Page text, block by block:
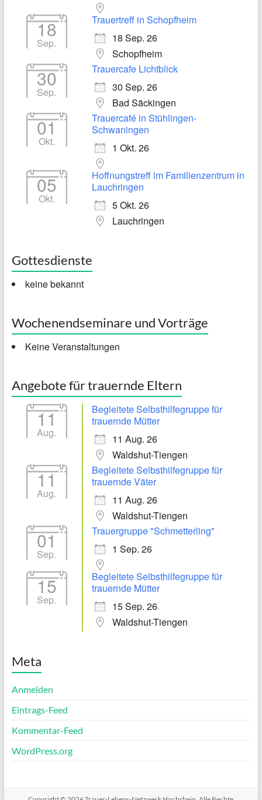
18
Sep.
Trauertreff in Schopfheim
18 Sep. 26
Schopfheim
30
Sep.
Trauercafe Lichtblick
30 Sep. 26
Bad Säckingen
01
Okt.
Trauercafé in Stühlingen-
Schwaningen
1 Okt. 26
05
Okt.
Hoffnungstreff im Familienzentrum in
Lauchringen
5 Okt. 26
Lauchringen
Gottesdienste
keine bekannt
Wochenendseminare und Vorträge
Keine Veranstaltungen
Angebote für trauernde Eltern
11
Aug.
Begleitete Selbsthilfegruppe für
trauernde Mütter
11 Aug. 26
Waldshut-Tiengen
11
Aug.
Begleitete Selbsthilfegruppe für
trauernde Väter
11 Aug. 26
Waldshut-Tiengen
01
Sep.
Trauergruppe "Schmetterling"
1 Sep. 26
15
Sep.
Begleitete Selbsthilfegruppe für
trauernde Mütter
15 Sep. 26
Waldshut-Tiengen
Meta
Anmelden
Eintrags-Feed
Kommentar-Feed
WordPress.org